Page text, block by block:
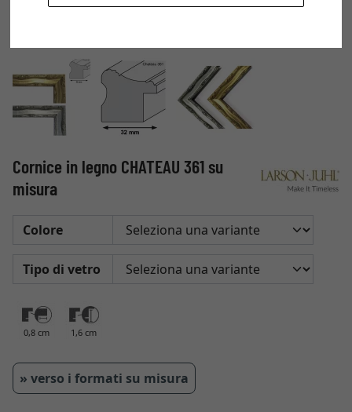
Cornice in legno CHATEAU 361 su
misura
Colore
Tipo di vetro
0,8 cm 1,6 cm
» verso i formati su misura